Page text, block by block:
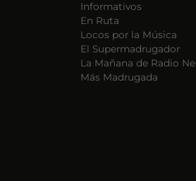
Informativos
En Ruta
Locos por la Música
El Supermadrugador
La Mañana de Radio
Más Madrugada